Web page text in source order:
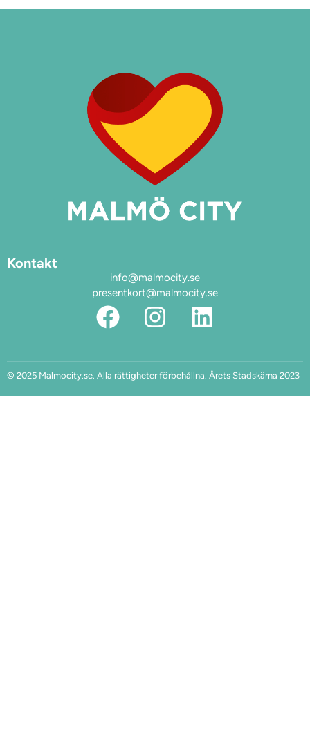
Kontakt
info@malmocity.se
presentkort@malmocity.se
© 2025 Malmocity.se. Alla rättigheter förbehållna. Årets Stadskärna 2023